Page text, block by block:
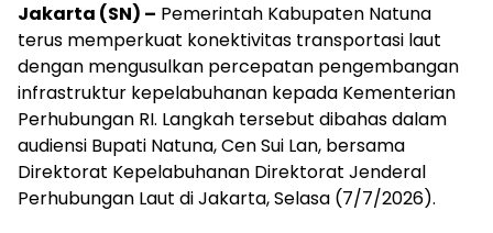
Jakarta (SN) – Pemerintah Kabupaten Natuna
terus memperkuat konektivitas transportasi laut
dengan mengusulkan percepatan pengembangan
infrastruktur kepelabuhanan kepada Kementerian
Perhubungan RI. Langkah tersebut dibahas dalam
audiensi Bupati Natuna, Cen Sui Lan, bersama
Direktorat Kepelabuhanan Direktorat Jenderal
Perhubungan Laut di Jakarta, Selasa (7/7/2026).